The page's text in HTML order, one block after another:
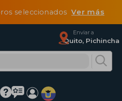
seleccionadosVer más
Enviar a
Quito, Pichincha